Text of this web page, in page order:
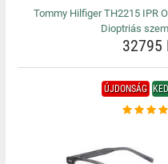
Tommy Hilfiger TH2215 IPR
Dioptriás
32795
ÚJDONSÁG